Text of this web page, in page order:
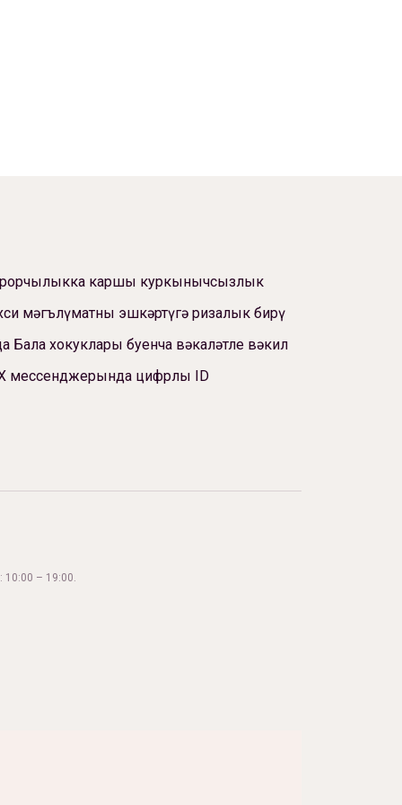
каршы куркынычсызлык
мәгълүматны эшкәртүгә ризалык бирү
Бала хокуклары буенча вәкаләтле вәкил
мессенджерында цифрлы ID
– 19:00.